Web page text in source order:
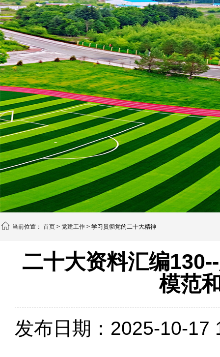
当前位置： 首页 > 党建工作 > 学习贯彻党的二十大精神
二十大资料汇编
模范
发布日期：2025-10-17